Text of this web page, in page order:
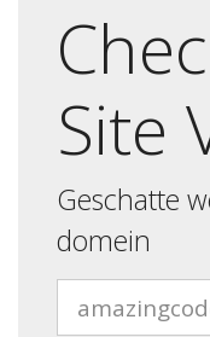
Site
Geschatte
domein